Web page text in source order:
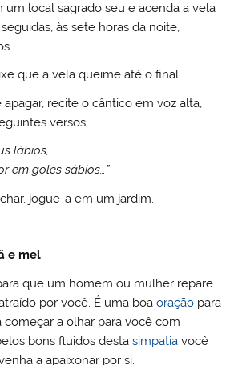
um local sagrado seu e acenda a vela
às sete horas da noite,
que a vela queime até o final.
apagar, recite o cântico em voz alta,
versos:
lábios,
em goles sábios…”
jogue-a em um jardim.
e mel
que um homem ou mulher repare
por você. É uma boaoração para
a olhar para você com
bons fluidos destasimpatia você
a apaixonar por si.